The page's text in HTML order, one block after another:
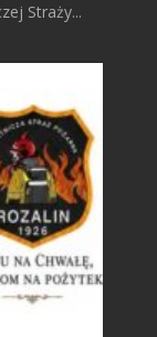
Straży...